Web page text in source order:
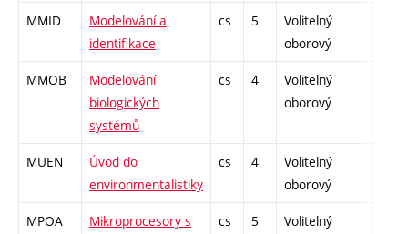
MMID
Modelování a
identifikace
cs 5
Volitelný
oborový
MMOB
Modelování
biologických
systémů
cs 4
Volitelný
oborový
MUEN
Úvod do
environmentalistiky
cs 4
Volitelný
oborový
MPOA
Mikroprocesory s
cs 5
Volitelný